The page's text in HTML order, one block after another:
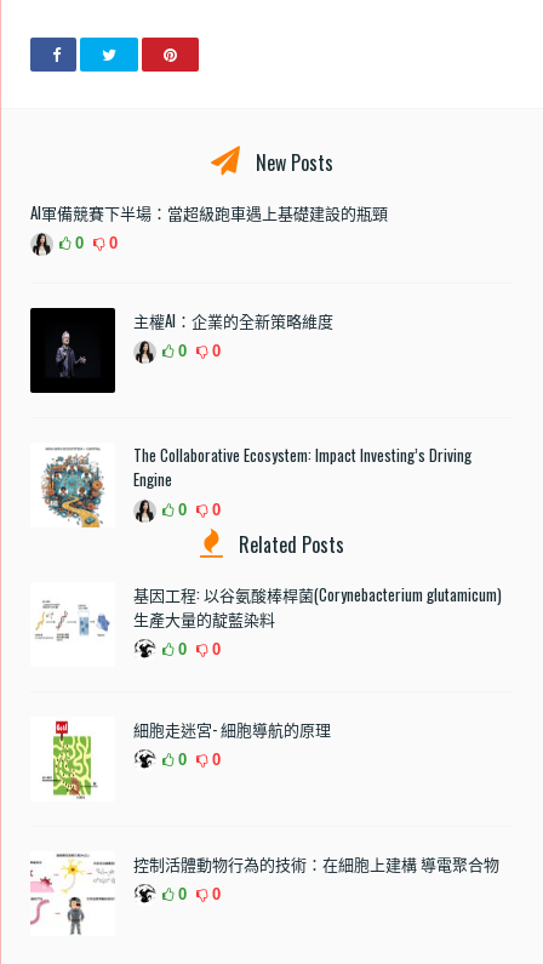
New Posts
AI軍備競賽下半場：當超級跑車遇上基礎建設的瓶頸
0 0
主權AI：企業的全新策略維度
0 0
The Collaborative Ecosystem: Impact Investing’s Driving
Engine
0 0
Related Posts
基因工程: 以谷氨酸棒桿菌(Corynebacterium glutamicum)
生產大量的靛藍染料
0 0
細胞走迷宮- 細胞導航的原理
0 0
控制活體動物行為的技術：在細胞上建構 導電聚合物
0 0